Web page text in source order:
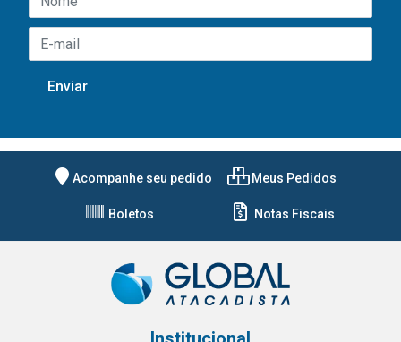
Acompanhe seu pedido Meus Pedidos
Boletos Notas Fiscais